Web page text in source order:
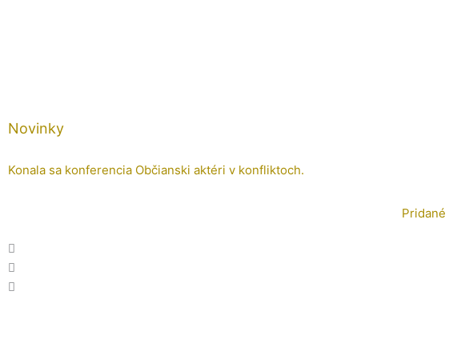
Novinky
Konala sa konferencia Občianski aktéri v konfliktoch.
Pridané